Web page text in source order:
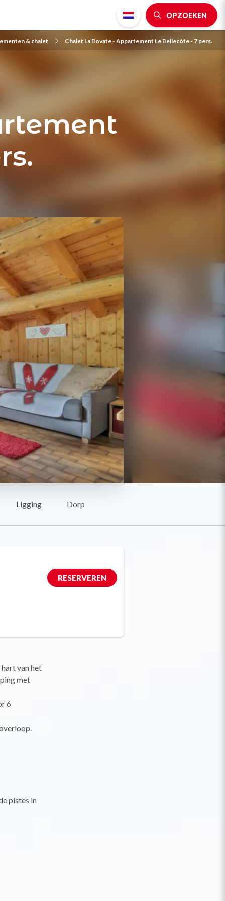
OPZOEKEN
& chalet Chalet La Bovate - Appartement Le Bellecôte - 7 pers.
Ligging Dorp
RESERVEREN
van het
met
6
pistes in